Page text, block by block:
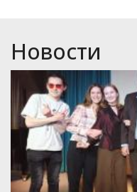
Новости